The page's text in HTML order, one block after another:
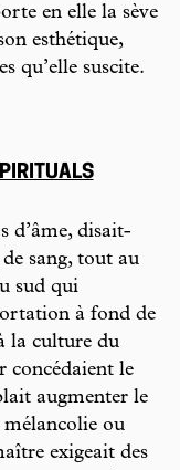
en elle la sève
esthétique,
qu’elle suscite.
d’âme, disait-
sang, tout au
sud qui
à fond de
la culture du
concédaient le
augmenter le
ou
exigeait des